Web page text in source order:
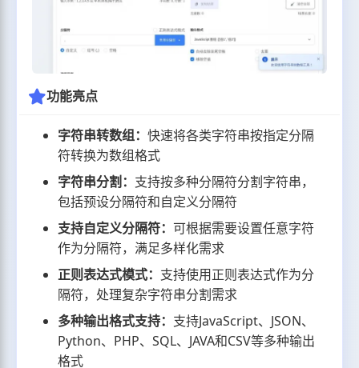
功能亮点
字符串转数组：快速将各类字符串按指定分隔
符转换为数组格式
字符串分割： 支持按多种分隔符分割字符串，
包括预设分隔符和自定义分隔符
支持自定义分隔符： 可根据需要设置任意字符
作为分隔符，满足多样化需求
正则表达式模式： 支持使用正则表达式作为分
隔符，处理复杂字符串分割需求
多种输出格式支持： 支持JavaScript、JSON、
Python、PHP、SQL、JAVA和CSV等多种输出
格式